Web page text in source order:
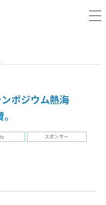
ンポジウム熱海
スポンサー